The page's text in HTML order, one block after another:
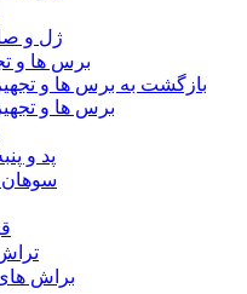
ژل و
برس ها و
بازگشت به برس ها و
برس ها و
پد و
سوهان
براش